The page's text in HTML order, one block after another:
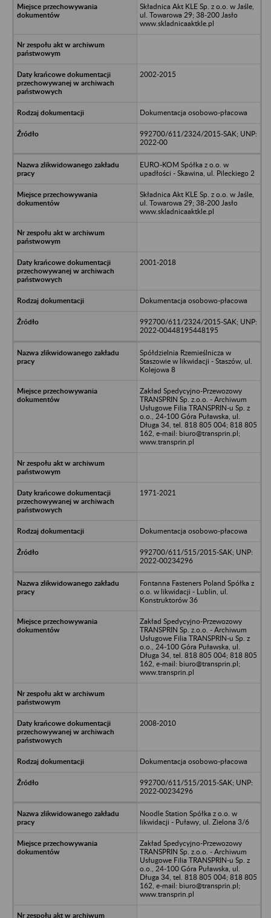
Składnica Akt KLE Sp. z o.o. w Jaśle,
ul. Towarowa 29; 38-200 Jasło
www.skladnicaaktkle.pl
2002-2015
Dokumentacja osobowo-płacowa
992700/611/2324/2015-SAK; UNP:
2022-00
EURO-KOM Spółka z o.o. w
upadłości - Skawina, ul. Pileckiego 2
Składnica Akt KLE Sp. z o.o. w Jaśle,
ul. Towarowa 29; 38-200 Jasło
www.skladnicaaktkle.pl
2001-2018
Dokumentacja osobowo-płacowa
992700/611/2324/2015-SAK; UNP:
2022-00448195448195
Spółdzielnia Rzemieślnicza w
Staszowie w likwidacji - Staszów, ul.
Kolejowa 8
Zakład Spedycyjno-Przewozowy
TRANSPRIN Sp. z.o.o. - Archiwum
Usługowe Filia TRANSPRIN-u Sp. z
o.o., 24-100 Góra Puławska, ul.
Długa 34, tel. 818 805 004; 818 805
162, e-mail: biuro@transprin.pl;
www.transprin.pl
1971-2021
Dokumentacja osobowo-płacowa
992700/611/515/2015-SAK; UNP:
2022-00234296
Fontanna Fasteners Poland Spółka z
o.o. w likwidacji - Lublin, ul.
Konstruktorów 36
Zakład Spedycyjno-Przewozowy
TRANSPRIN Sp. z.o.o. - Archiwum
Usługowe Filia TRANSPRIN-u Sp. z
o.o., 24-100 Góra Puławska, ul.
Długa 34, tel. 818 805 004; 818 805
162, e-mail: biuro@transprin.pl;
www.transprin.pl
2008-2010
Dokumentacja osobowo-płacowa
992700/611/515/2015-SAK; UNP:
2022-00234296
Noodle Station Spółka z o.o. w
likwidacji - Puławy, ul. Zielona 3/6
Zakład Spedycyjno-Przewozowy
TRANSPRIN Sp. z.o.o. - Archiwum
Usługowe Filia TRANSPRIN-u Sp. z
o.o., 24-100 Góra Puławska, ul.
Długa 34, tel. 818 805 004; 818 805
162, e-mail: biuro@transprin.pl;
www.transprin.pl